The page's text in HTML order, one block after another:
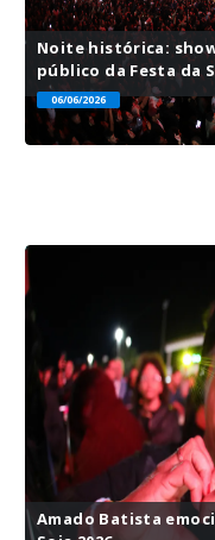
Noite histórica:
público da Festa da
06/06/2026
Amado Batista